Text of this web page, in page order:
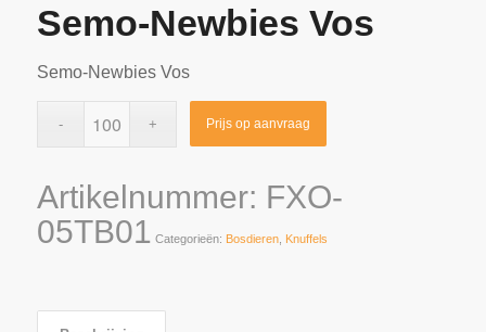
Semo-Newbies Vos
Semo-Newbies Vos
Prijs op aanvraag
Artikelnummer: FXO-
05TB01 Categorieën: Bosdieren, Knuffels